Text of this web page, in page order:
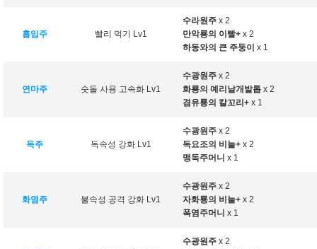
흡입주 빨리 먹기 Lv1
수라원주 x 2
만악룡의 이빨+ x 2
하동와의 큰 주둥이 x 1
연마주 숫돌 사용 고속화 Lv1
수광원주 x 2
화룡의 예리날개발톱 x 2
겸유룡의 칼꼬리+ x 1
독주 독속성 강화 Lv1
수광원주 x 2
독요조의 비늘+ x 2
맹독주머니 x 1
화염주 불속성 공격 강화 Lv1
수광원주 x 2
자화룡의 비늘+ x 2
폭염주머니 x 1
수광원주 x 2